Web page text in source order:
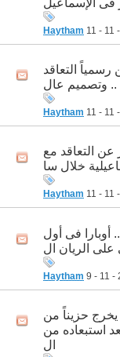
فى الإسماعيل
Haytham 11 - 11
رسمياً التعاقد
.. وتصميم عال
Haytham 11 - 11
التعاقد مع
خلال سا
Haytham 11 - 11
أوبارا فى أول
الريان ال
Haytham 9 - 11 -
حزيناً من
استبعاده من
ال